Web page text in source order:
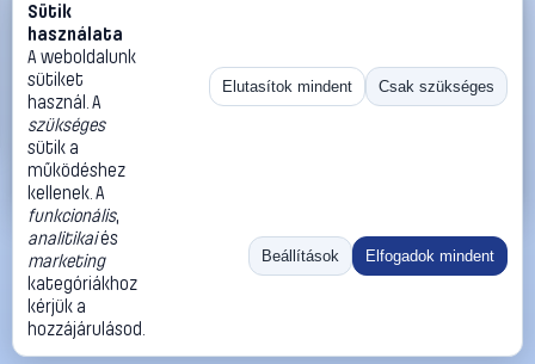
#1785772
Kúpos szeg 5 mm rozsdamentes acél A1 TOOLCRAFT TO-
5357316 25 db
TOOLCRAFT Illesztőszegek, kúpos csapok
11 990 Ft
Kosárba
«
Ugrás:
Méret:
Rendezés:
©2026
ThermoScope
ÁSZF
Cégbemutató
Sütik
használata
A weboldalunk
sütiket
használ. A
szükséges
sütik a
működéshez
kellenek. A
funkcionális,
analitikaiés
marketing
kategóriákhoz
kérjük a
hozzájárulásod.
Elutasítok mindent Csak szükséges
Beállítások Elfogadok mindent